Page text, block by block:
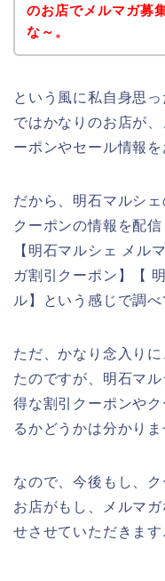
のお店でメルマガ募
な～。
という風に私自身思
ではかなりのお店が
ーポンやセール情報
だから、明石マルシ
クーポンの情報を配
【明石マルシェ メル
ガ割引クーポン】【
ル】という感じで調
ただ、かなり念入り
たのですが、明石マ
得な割引クーポンや
るかどうかは分かりま
なので、今後もし、
お店がもし、メルマ
せさせていただきます